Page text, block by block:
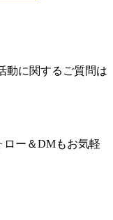
動に関するご質問は
ー＆DMもお気軽